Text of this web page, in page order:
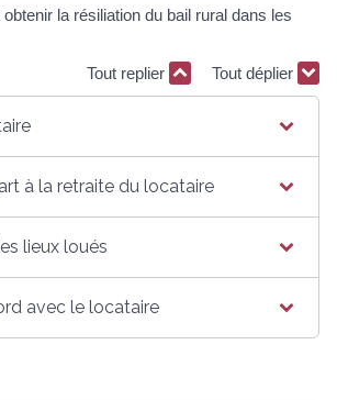
la résiliation du bail rural dans les
Tout replier
Tout déplier
à la retraite du locataire
lieux loués
avec le locataire